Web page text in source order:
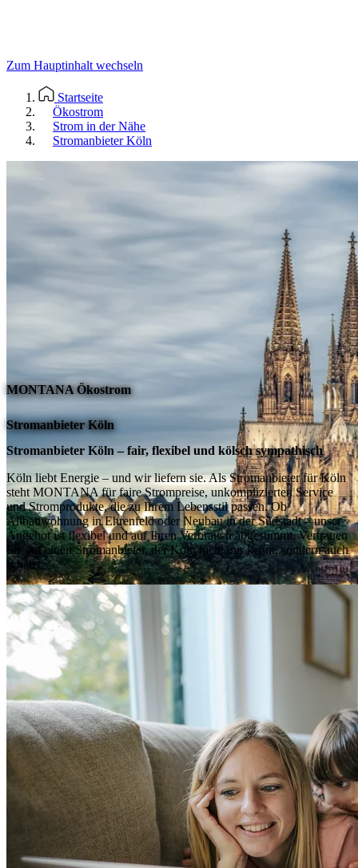
Zum Hauptinhalt wechseln
Startseite
Ökostrom
Strom in der Nähe
Stromanbieter Köln
MONTANA Ökostrom
Stromanbieter Köln
Stromanbieter Köln – fair, flexibel und kölsch sympathisch
Köln liebt Energie – und wir liefern sie. Als Stromanbieter für Köln
steht MONTANA für faire Strompreise, unkomplizierten Service
und Stromprodukte, die zu Ihrem Lebensstil passen. Ob
Altbauwohnung in Ehrenfeld oder Neubau in der Südstadt – unser
Angebot ist flexibel und auf Ihren Verbrauch abgestimmt. Vertrauen
Sie auf einen Stromanbieter, der Köln nicht nur kennt, sondern auch
schätzt.